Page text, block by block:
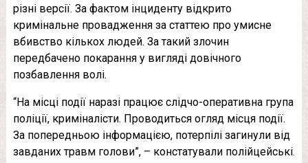
різні версії. За фактом інциденту відкрито
кримінальне провадження за статтею про умисне
вбивство кількох людей. За такий злочин
передбачено покарання у вигляді довічного
позбавлення волі.
“На місці події наразі працює слідчо-оперативна група
поліції, криміналісти. Проводиться огляд місця події.
За попередньою інформацією, потерпілі загинули від
завданих травм голови”, – констатували полійцейські.